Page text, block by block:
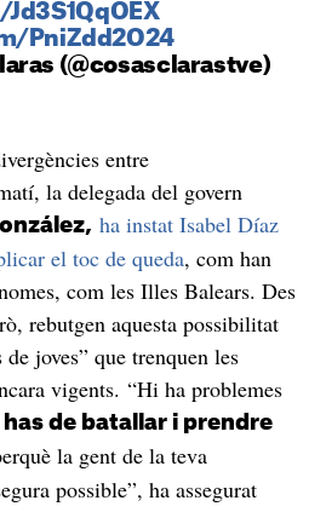
PniZdd2O24
(@cosasclarastve)
entre
la delegada del govern
ha instat Isabel Díaz
el toc de queda, com han
com les Illes Balears. Des
rebutgen aquesta possibilitat
joves” que trenquen les
vigents. “Hi ha problemes
has de batallar i prendre
la gent de la teva
possible”, ha assegurat